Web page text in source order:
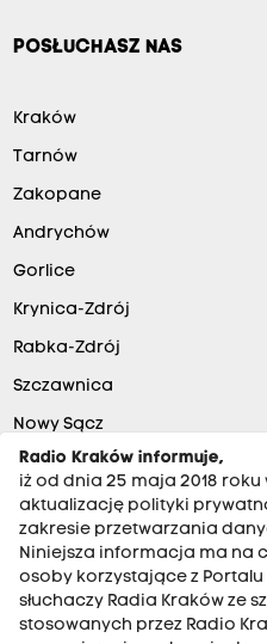
POSŁUCHASZ NAS
Kraków
Tarnów
Zakopane
Andrychów
Gorlice
Krynica-Zdrój
Rabka-Zdrój
Szczawnica
Nowy Sącz
Radio Kraków informuje,
iż od dnia 25 maja 2018
aktualizację polityki
zakresie przetwarzania
Niniejsza informacja ma na
osoby korzystające z
słuchaczy Radia Kraków ze
stosowanych przez Radio